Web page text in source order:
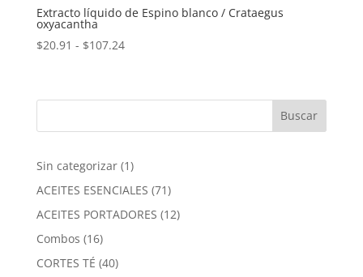
Extracto líquido de Espino blanco / Crataegus
oxyacantha
$20.91 - $107.24Rango
desde
Sin categorizar 11
producto
ACEITES ESENCIALES 7171
productos
ACEITES PORTADORES 1212
Combos 1616
productos
CORTES TÉ 4040